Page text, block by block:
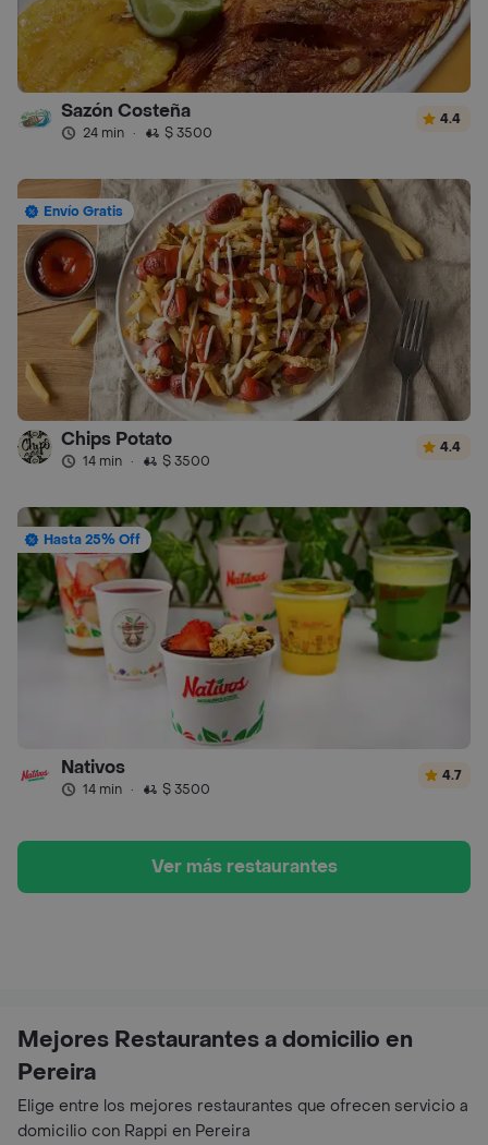
Sazón Costeña
24 min · $ 3500
4.4
Envío Gratis
Chips Potato
14 min · $ 3500
4.4
Hasta 25% Off
Nativos
14 min · $ 3500
4.7
Ver más restaurantes
Mejores Restaurantes a domicilio en
Pereira
Elige entre los mejores restaurantes que ofrecen servicio a
domicilio con Rappi en Pereira